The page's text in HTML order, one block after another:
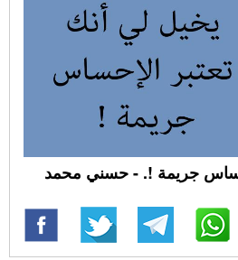
جريمة !. - حسني محمد